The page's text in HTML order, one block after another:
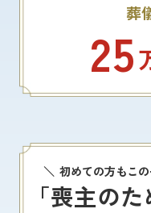
葬
25
初めての方もこ
「喪主のた